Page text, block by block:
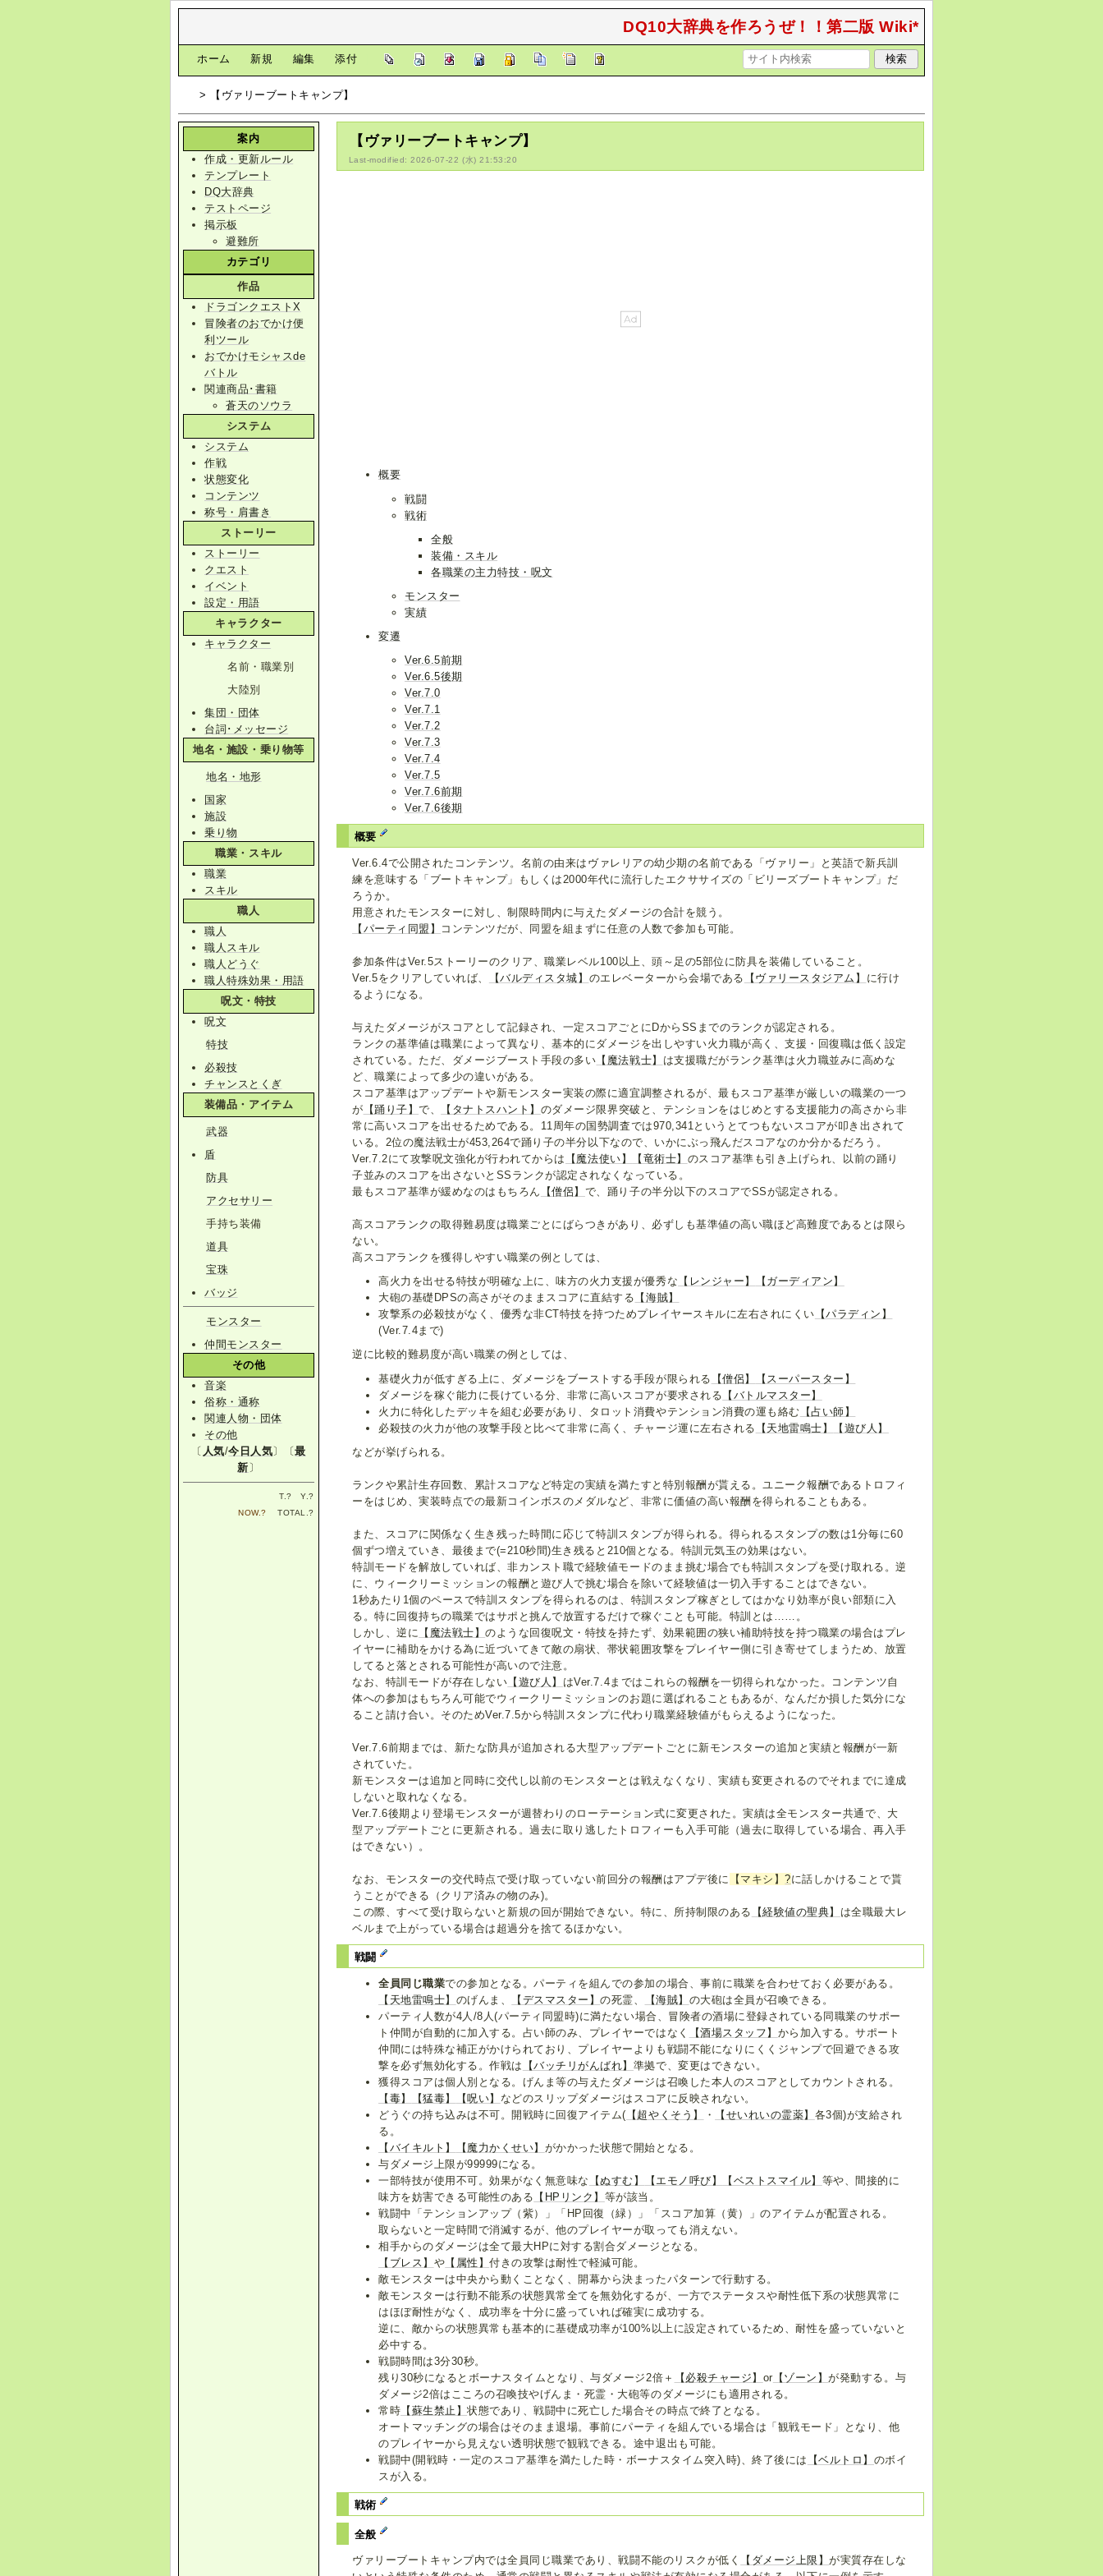
DQ10大辞典を作ろうぜ！！第二版 Wiki*
ホーム 新規 編集 添付
> 【ヴァリーブートキャンプ】
【ヴァリーブートキャンプ】
Last-modified: 2026-07-22 (水) 21:53:20
概要
戦闘
戦術
全般
装備・スキル
各職業の主力特技・呪文
モンスター
実績
変遷
Ver.6.5前期
Ver.6.5後期
Ver.7.0
Ver.7.1
Ver.7.2
Ver.7.3
Ver.7.4
Ver.7.5
Ver.7.6前期
Ver.7.6後期
概要
Ver.6.4で公開されたコンテンツ。名前の由来はヴァレリアの幼少期の名前である「ヴァリー」と英語で新兵訓
練を意味する「ブートキャンプ」もしくは2000年代に流行したエクササイズの「ビリーズブートキャンプ」だ
ろうか。
用意されたモンスターに対し、制限時間内に与えたダメージの合計を競う。
【パーティ同盟】
コンテンツだが、同盟を組まずに任意の人数で参加も可能。
参加条件はVer.5ストーリーのクリア、職業レベル100以上、頭～足の5部位に防具を装備していること。
Ver.5をクリアしていれば、
【バルディスタ城】 のエレベーターから会場である 【ヴァリースタジアム】 に行け
るようになる。
与えたダメージがスコアとして記録され、一定スコアごとにDからSSまでのランクが認定される。
ランクの基準値は職業によって異なり、基本的にダメージを出しやすい火力職が高く、支援・回復職は低く設定
されている。ただ、ダメージブースト手段の多い 【魔法戦士】 は支援職だがランク基準は火力職並みに高めな
ど、職業によって多少の違いがある。
スコア基準はアップデートや新モンスター実装の際に適宜調整されるが、最もスコア基準が厳しいの職業の一つ
が 【踊り子】で、 【タナトスハント】 のダメージ限界突破と、テンションをはじめとする支援能力の高さから非
常に高いスコアを出せるためである。11周年の国勢調査では970,341というとてつもないスコアが叩き出されて
いる。2位の魔法戦士が453,264で踊り子の半分以下なので、いかにぶっ飛んだスコアなのか分かるだろう。
Ver.7.2にて攻撃呪文強化が行われてからは
【魔法使い】 【竜術士】 のスコア基準も引き上げられ、以前の踊り
子並みのスコアを出さないとSSランクが認定されなくなっている。
最もスコア基準が緩めなのはもちろん
【僧侶】 で、踊り子の半分以下のスコアでSSが認定される。
高スコアランクの取得難易度は職業ごとにばらつきがあり、必ずしも基準値の高い職ほど高難度であるとは限ら
ない。
高スコアランクを獲得しやすい職業の例としては、
高火力を出せる特技が明確な上に、味方の火力支援が優秀な 【レンジャー】
【ガーディアン】
大砲の基礎DPSの高さがそのままスコアに直結する 【海賊】
攻撃系の必殺技がなく、優秀な非CT特技を持つためプレイヤースキルに左右されにくい 【パラディン】
(Ver.7.4まで)
逆に比較的難易度が高い職業の例としては、
基礎火力が低すぎる上に、ダメージをブーストする手段が限られる
【僧侶】
【スーパースター】
ダメージを稼ぐ能力に長けている分、非常に高いスコアが要求される 【バトルマスター】
火力に特化したデッキを組む必要があり、タロット消費やテンション消費の運も絡む
【占い師】
必殺技の火力が他の攻撃手段と比べて非常に高く、チャージ運に左右される
【天地雷鳴士】
【遊び人】
などが挙げられる。
ランクや累計生存回数、累計スコアなど特定の実績を満たすと特別報酬が貰える。ユニーク報酬であるトロフィ
ーをはじめ、実装時点での最新コインボスのメダルなど、非常に価値の高い報酬を得られることもある。
また、スコアに関係なく生き残った時間に応じて特訓スタンプが得られる。得られるスタンプの数は1分毎に60
個ずつ増えていき、最後まで(=210秒間)生き残ると210個となる。特訓元気玉の効果はない。
特訓モードを解放していれば、非カンスト職で経験値モードのまま挑む場合でも特訓スタンプを受け取れる。逆
に、ウィークリーミッションの報酬と遊び人で挑む場合を除いて経験値は一切入手することはできない。
1秒あたり1個のペースで特訓スタンプを得られるのは、特訓スタンプ稼ぎとしてはかなり効率が良い部類に入
る。特に回復持ちの職業ではサポと挑んで放置するだけで稼ぐことも可能。特訓とは……。
しかし、逆に
【魔法戦士】のような回復呪文・特技を持たず、効果範囲の狭い補助特技を持つ職業の場合はプレ
イヤーに補助をかける為に近づいてきて敵の扇状、帯状範囲攻撃をプレイヤー側に引き寄せてしまうため、放置
してると落とされる可能性が高いので注意。
なお、特訓モードが存在しない 【遊び人】 はVer.7.4まではこれらの報酬を一切得られなかった。コンテンツ自
体への参加はもちろん可能でウィークリーミッションのお題に選ばれることもあるが、なんだか損した気分にな
ること請け合い。そのためVer.7.5から特訓スタンプに代わり職業経験値がもらえるようになった。
Ver.7.6前期までは、新たな防具が追加される大型アップデートごとに新モンスターの追加と実績と報酬が一新
されていた。
新モンスターは追加と同時に交代し以前のモンスターとは戦えなくなり、実績も変更されるのでそれまでに達成
しないと取れなくなる。
Ver.7.6後期より登場モンスターが週替わりのローテーション式に変更された。実績は全モンスター共通で、大
型アップデートごとに更新される。過去に取り逃したトロフィーも入手可能（過去に取得している場合、再入手
はできない）。
なお、モンスターの交代時点で受け取っていない前回分の報酬はアプデ後に 【マキシ】?に話しかけることで貰
うことができる（クリア済みの物のみ)。
この際、すべて受け取らないと新規の回が開始できない。特に、所持制限のある
【経験値の聖典】 は全職最大レ
ベルまで上がっている場合は超過分を捨てるほかない。
戦闘
全員同じ職業での参加となる。パーティを組んでの参加の場合、事前に職業を合わせておく必要がある。
【天地雷鳴士】 のげんま、 【デスマスター】の死霊、 【海賊】 の大砲は全員が召喚できる。
パーティ人数が4人/8人(パーティ同盟時)に満たない場合、冒険者の酒場に登録されている同職業のサポー
ト仲間が自動的に加入する。占い師のみ、プレイヤーではなく
【酒場スタッフ】 から加入する。サポート
仲間には特殊な補正がかけられており、プレイヤーよりも戦闘不能になりにくくジャンプで回避できる攻
撃を必ず無効化する。作戦は
【バッチリがんばれ】 準拠で、変更はできない。
獲得スコアは個人別となる。げんま等の与えたダメージは召喚した本人のスコアとしてカウントされる。
【毒】
【猛毒】 【呪い】 などのスリップダメージはスコアに反映されない。
どうぐの持ち込みは不可。開戦時に回復アイテム( 【超やくそう】 ・ 【せいれいの霊薬】 各3個)が支給され
る。
【バイキルト】
【魔力かくせい】 がかかった状態で開始となる。
与ダメージ上限が99999になる。
一部特技が使用不可。効果がなく無意味な
【ぬすむ】 【エモノ呼び】 【ベストスマイル】 等や、間接的に
味方を妨害できる可能性のある 【HPリンク】 等が該当。
戦闘中「テンションアップ（紫）」「HP回復（緑）」「スコア加算（黄）」のアイテムが配置される。
取らないと一定時間で消滅するが、他のプレイヤーが取っても消えない。
相手からのダメージは全て最大HPに対する割合ダメージとなる。
【ブレス】 や 【属性】付きの攻撃は耐性で軽減可能。
敵モンスターは中央から動くことなく、開幕から決まったパターンで行動する。
敵モンスターは行動不能系の状態異常全てを無効化するが、一方でステータスや耐性低下系の状態異常に
はほぼ耐性がなく、成功率を十分に盛っていれば確実に成功する。
逆に、敵からの状態異常も基本的に基礎成功率が100%以上に設定されているため、耐性を盛っていないと
必中する。
戦闘時間は3分30秒。
残り30秒になるとボーナスタイムとなり、与ダメージ2倍＋
【必殺チャージ】 or 【ゾーン】が発動する。与
ダメージ2倍はこころの召喚技やげんま・死霊・大砲等のダメージにも適用される。
常時 【蘇生禁止】状態であり、戦闘中に死亡した場合その時点で終了となる。
オートマッチングの場合はそのまま退場。事前にパーティを組んでいる場合は「観戦モード」となり、他
のプレイヤーから見えない透明状態で観戦できる。途中退出も可能。
戦闘中(開戦時・一定のスコア基準を満たした時・ボーナスタイム突入時)、終了後には
【ベルトロ】 のボイ
スが入る。
戦術
全般
ヴァリーブートキャンプ内では全員同じ職業であり、戦闘不能のリスクが低く 【ダメージ上限】が実質存在しな
案内
作成・更新ルール
テンプレート
DQ大辞典
テストページ
掲示板
避難所
カテゴリ
作品
ドラゴンクエストX
冒険者のおでかけ便
利ツール
おでかけモシャスde
バトル
関連商品･書籍
蒼天のソウラ
システム
システム
作戦
状態変化
コンテンツ
称号・肩書き
ストーリー
ストーリー
クエスト
イベント
設定・用語
キャラクター
キャラクター
名前・職業別
大陸別
集団・団体
台詞･メッセージ
地名・施設・乗り物等
地名・地形
国家
施設
乗り物
職業・スキル
職業
スキル
職人
職人
職人スキル
職人どうぐ
職人特殊効果・用語
呪文・特技
呪文
特技
必殺技
チャンスとくぎ
装備品・アイテム
武器
盾
防具
アクセサリー
手持ち装備
道具
宝珠
バッジ
モンスター
仲間モンスター
その他
音楽
俗称・通称
関連人物・団体
その他
〔 人気/今日人気〕〔最
新 〕
T.? Y.?
NOW.? TOTAL.?